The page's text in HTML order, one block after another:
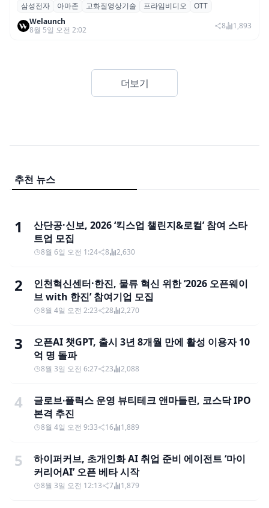
삼성전자·아마존, 프라임 비디오에 ‘HDR10+
어드밴스드’ 적용
삼성전자 아마존 고화질영상기술 프라임비디오
OTT
Welaunch
8월 5일 오전 2:02
8 1,893
더보기
추천 뉴스
1
산단공·신보, 2026 ‘킥스업 챌린지&로컬’ 참여 스타
트업 모집
8월 6일 오전 1:24 8 2,630
2
인천혁신센터·한진, 물류 혁신 위한 ‘2026 오픈웨이
브 with 한진’ 참여기업 모집
8월 4일 오전 2:23 28 2,270
3
오픈AI 챗GPT, 출시 3년 8개월 만에 활성 이용자 10
억 명 돌파
8월 3일 오전 6:27 23 2,088
4
글로브∙플릭스 운영 뷰티테크 앤마들린, 코스닥 IPO
본격 추진
8월 4일 오전 9:33 16 1,889
5
하이퍼커브, 초개인화 AI 취업 준비 에이전트 ‘마이
커리어AI’ 오픈 베타 시작
8월 3일 오전 12:13 7 1,879